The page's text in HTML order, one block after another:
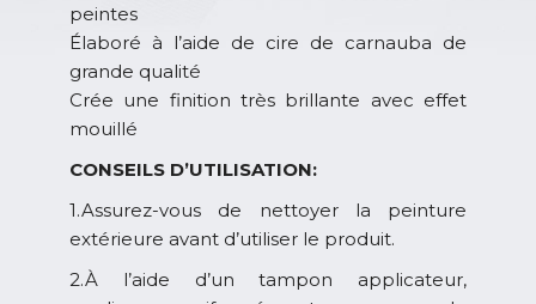
peintes
Élaboré à l’aide de cire de carnauba de
grande qualité
Crée une finition très brillante avec effet
mouillé
CONSEILS D’UTILISATION:
1.Assurez-vous de nettoyer la peinture
extérieure avant d’utiliser le produit.
2.À l’aide d’un tampon applicateur,